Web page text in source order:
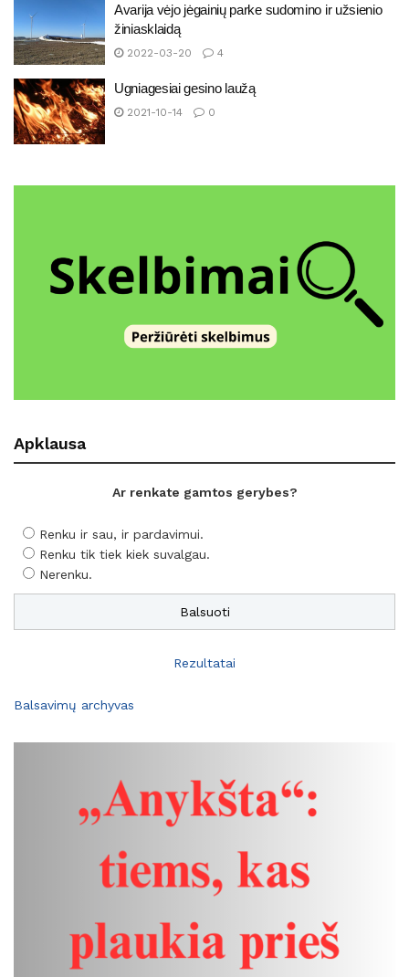
Avarija vėjo jėgainių parke sudomino ir užsienio
žiniasklaidą
2022-03-20 4
Ugniagesiai gesino laužą
2021-10-14 0
Apklausa
Ar renkate gamtos gerybes?
Renku ir sau, ir pardavimui.
Renku tik tiek kiek suvalgau.
Nerenku.
Rezultatai
Balsavimų archyvas